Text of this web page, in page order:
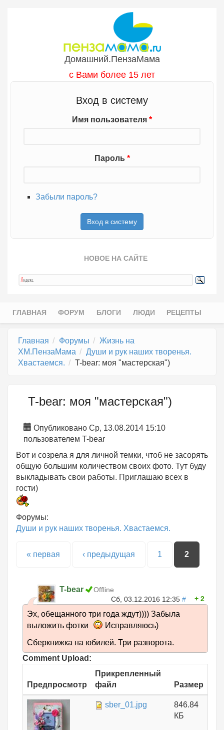
Домашний.ПензаМама
с Вами более 15 лет
Вход в систему
Имя пользователя *
Пароль *
Забыли пароль?
НОВОЕ НА САЙТЕ
Главное меню
ГЛАВНАЯ ФОРУМ БЛОГИ ЛЮДИ РЕЦЕПТЫ
Главная Форумы
Жизнь на
ХМ.ПензаМама
Души и рук наших творенья.
Хвастаемся.
T-bear: моя "мастерская")
T-bear: моя "мастерская")
Опубликовано Ср, 13.08.2014 15:10
пользователем T-bear
Вот и созрела я для личной темки, чтоб не засорять
общую большим количеством своих фото. Тут буду
выкладывать свои работы. Приглашаю всех в
гости)
Форумы:
Души и рук наших творенья. Хвастаемся.
Страницы
« первая ‹ предыдущая 1 2
T-bear
Offline
Сб, 03.12.2016 12:35 # 2
Эх, обещанного три года ждут)))) Забыла
выложить фотки
Исправляюсь)
Сберкнижка на юбилей. Три разворота.
Comment Upload:
Предпросмотр
Прикрепленный
файл
Размер
sber_01.jpg
846.84
КБ